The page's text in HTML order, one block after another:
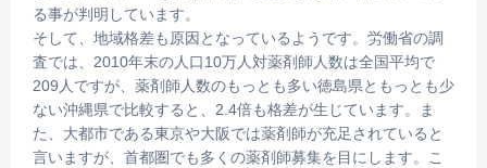
る事が判明しています。
そして、地域格差も原因となっているようです。労働省の調
査では、2010年末の人口10万人対薬剤師人数は全国平均で
209人ですが、薬剤師人数のもっとも多い徳島県ともっとも少
ない沖縄県で比較すると、2.4倍も格差が生じています。ま
た、大都市である東京や大阪では薬剤師が充足されていると
言いますが、首都圏でも多くの薬剤師募集を目にします。こ